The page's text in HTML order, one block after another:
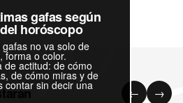
← →
gafas según
horóscopo
gafas no va solo de
forma o color.
de actitud: de cómo
de cómo miras y de
contar sin decir una